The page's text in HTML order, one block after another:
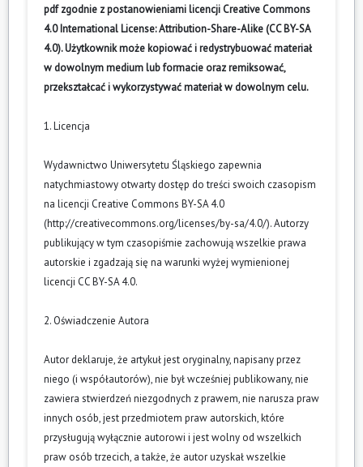
pdf zgodnie z postanowieniami licencji Creative Commons
4.0 International License: Attribution-Share-Alike (CC BY-SA
4.0). Użytkownik może kopiować i redystrybuować materiał
w dowolnym medium lub formacie oraz remiksować,
przekształcać i wykorzystywać materiał w dowolnym celu.
1. Licencja
Wydawnictwo Uniwersytetu Śląskiego zapewnia
natychmiastowy otwarty dostęp do treści swoich czasopism
na licencji Creative Commons BY-SA 4.0
(http://creativecommons.org/licenses/by-sa/4.0/). Autorzy
publikujący w tym czasopiśmie zachowują wszelkie prawa
autorskie i zgadzają się na warunki wyżej wymienionej
licencji CC BY-SA 4.0.
2. Oświadczenie Autora
Autor deklaruje, że artykuł jest oryginalny, napisany przez
niego (i współautorów), nie był wcześniej publikowany, nie
zawiera stwierdzeń niezgodnych z prawem, nie narusza praw
innych osób, jest przedmiotem praw autorskich, które
przysługują wyłącznie autorowi i jest wolny od wszelkich
praw osób trzecich, a także, że autor uzyskał wszelkie